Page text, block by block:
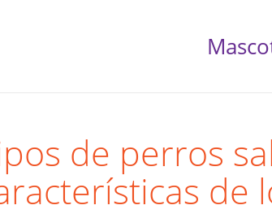
de perros
de